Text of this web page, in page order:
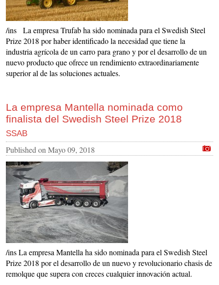
/ins La empresa Trufab ha sido nominada para el Swedish Steel
Prize 2018 por haber identificado la necesidad que tiene la
industria agrícola de un carro para grano y por el desarrollo de un
nuevo producto que ofrece un rendimiento extraordinariamente
superior al de las soluciones actuales.
La empresa Mantella nominada como
finalista del Swedish Steel Prize 2018
SSAB
Published on Mayo 09, 2018
/ins La empresa Mantella ha sido nominada para el Swedish Steel
Prize 2018 por el desarrollo de un nuevo y revolucionario chasis de
remolque que supera con creces cualquier innovación actual.